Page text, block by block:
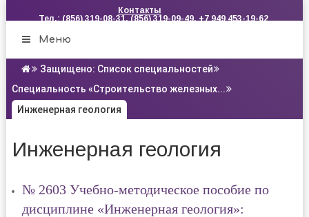
Контакты
Тел.: (856) 319-08-31, (856) 319-09-49, +7 949 453-19-62
Меню
Защищено: Список специальностей
Специальность «Строительство железных...
Инженерная геология
Инженерная геология
№ 2603 Учебно-методическое пособие по
дисциплине «Инженерная геология»: